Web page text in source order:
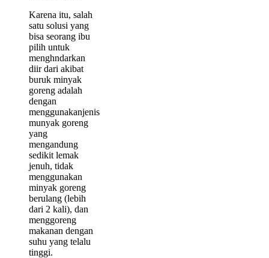
Karena itu, salah
satu solusi yang
bisa seorang ibu
pilih untuk
menghndarkan
diir dari akibat
buruk minyak
goreng adalah
dengan
menggunakanjenis
munyak goreng
yang
mengandung
sedikit lemak
jenuh, tidak
menggunakan
minyak goreng
berulang (lebih
dari 2 kali), dan
menggoreng
makanan dengan
suhu yang telalu
tinggi.